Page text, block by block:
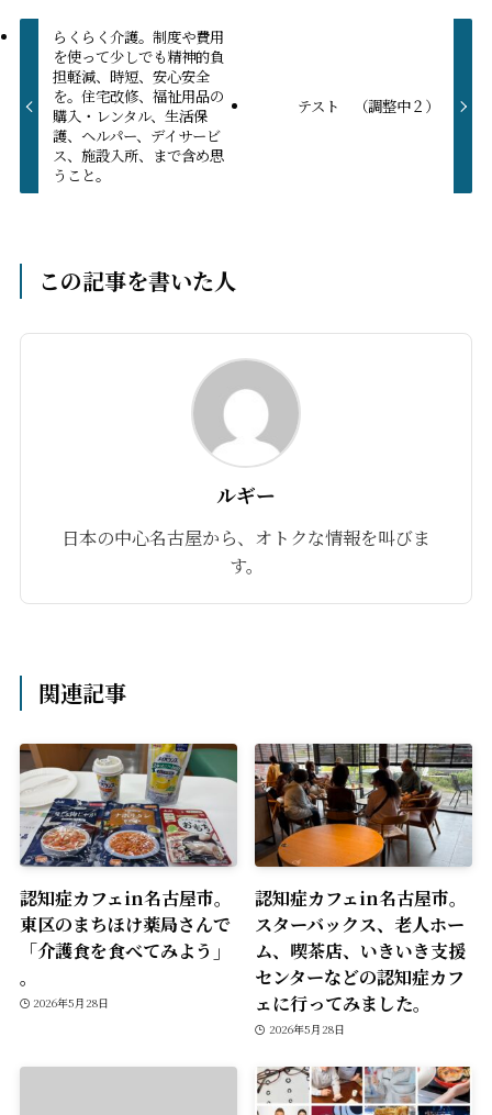
らくらく介護。制度や費用
を使って少しでも精神的負
担軽減、時短、安心安全
を。住宅改修、福祉用品の
購入・レンタル、生活保
護、ヘルパー、デイサービ
ス、施設入所、まで含め思
うこと。
テスト （調整中２）
この記事を書いた人
ルギー
日本の中心名古屋から、オトクな情報を叫びま
す。
関連記事
認知症カフェin名古屋市。
東区のまちほけ薬局さんで
「介護食を食べてみよう」
。
2026年5月28日
認知症カフェin名古屋市。
スターバックス、老人ホー
ム、喫茶店、いきいき支援
センターなどの認知症カフ
ェに行ってみました。
2026年5月28日